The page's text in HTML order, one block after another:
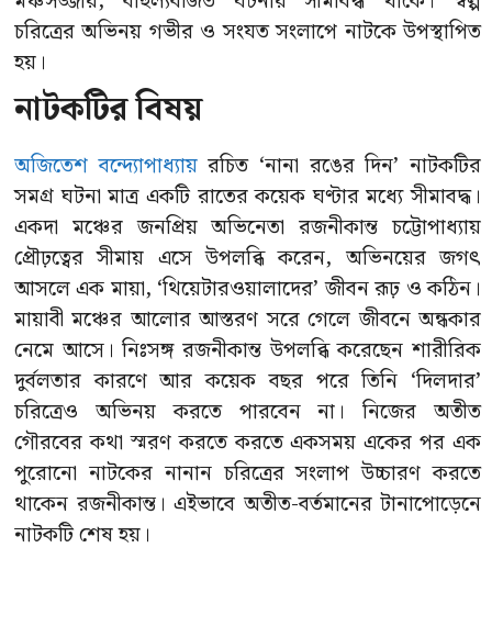
চরিত্রের অভিনয় গভীর ও সংযত সংলাপে নাটকে উপস্থাপিত
হয়।
নাটকটির বিষয়
অজিতেশ বন্দ্যোপাধ্যায়রচিত ‘নানা রঙের দিন’ নাটকটির
সমগ্র ঘটনা মাত্র একটি রাতের কয়েক ঘণ্টার মধ্যে সীমাবদ্ধ।
একদা মঞ্চের জনপ্রিয় অভিনেতা রজনীকান্ত চট্টোপাধ্যায়
প্রৌঢ়ত্বের সীমায় এসে উপলব্ধি করেন, অভিনয়ের জগৎ
আসলে এক মায়া, ‘থিয়েটারওয়ালাদের’ জীবন রূঢ় ও কঠিন।
মায়াবী মঞ্চের আলোর আস্তরণ সরে গেলে জীবনে অন্ধকার
নেমে আসে। নিঃসঙ্গ রজনীকান্ত উপলব্ধি করেছেন শারীরিক
দুর্বলতার কারণে আর কয়েক বছর পরে তিনি ‘দিলদার’
চরিত্রেও অভিনয় করতে পারবেন না। নিজের অতীত
গৌরবের কথা স্মরণ করতে করতে একসময় একের পর এক
পুরোনো নাটকের নানান চরিত্রের সংলাপ উচ্চারণ করতে
থাকেন রজনীকান্ত। এইভাবে অতীত-বর্তমানের টানাপোড়েনে
নাটকটি শেষ হয়।